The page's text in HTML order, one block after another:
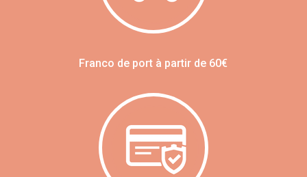
Franco de port à partir de 60€